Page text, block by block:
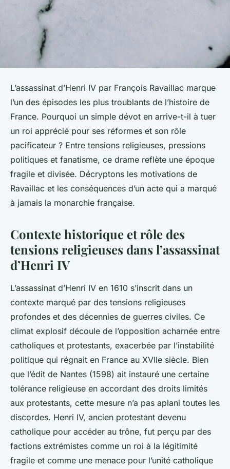
L’assassinat d’Henri IV par François Ravaillac marque
l’un des épisodes les plus troublants de l’histoire de
France. Pourquoi un simple dévot en arrive-t-il à tuer
un roi apprécié pour ses réformes et son rôle
pacificateur ? Entre tensions religieuses, pressions
politiques et fanatisme, ce drame reflète une époque
fragile et divisée. Décryptons les motivations de
Ravaillac et les conséquences d’un acte qui a marqué
à jamais la monarchie française.
Contexte historique et rôle des
tensions religieuses dans l’assassinat
d’Henri IV
L’assassinat d’Henri IV en 1610 s’inscrit dans un
contexte marqué par des tensions religieuses
profondes et des décennies de guerres civiles. Ce
climat explosif découle de l’opposition acharnée entre
catholiques et protestants, exacerbée par l’instabilité
politique qui régnait en France au XVIIe siècle. Bien
que l’édit de Nantes (1598) ait instauré une certaine
tolérance religieuse en accordant des droits limités
aux protestants, cette mesure n’a pas aplani toutes les
discordes. Henri IV, ancien protestant devenu
catholique pour accéder au trône, fut perçu par des
factions extrémistes comme un roi à la légitimité
fragile et comme une menace pour l’unité catholique